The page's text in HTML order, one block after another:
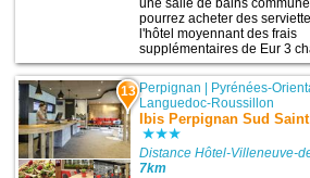
une salle de bains
pourrez acheter des
l'hôtel moyennant des frais
supplémentaires de Eur 3
13 Perpignan Pyrénées-
Languedoc-Roussillon
Ibis Perpignan Sud
Distance Hôtel-Villeneuve-
7km